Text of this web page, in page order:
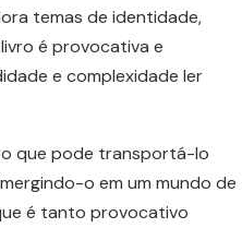
temas de identidade,
é provocativa e
e complexidade ler
que pode transportá-lo
o em um mundo de
é tanto provocativo